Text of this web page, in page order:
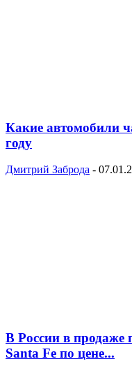
Какие автомобили
году
Дмитрий Заброда -
В России в продаже
Santa Fe по цене...